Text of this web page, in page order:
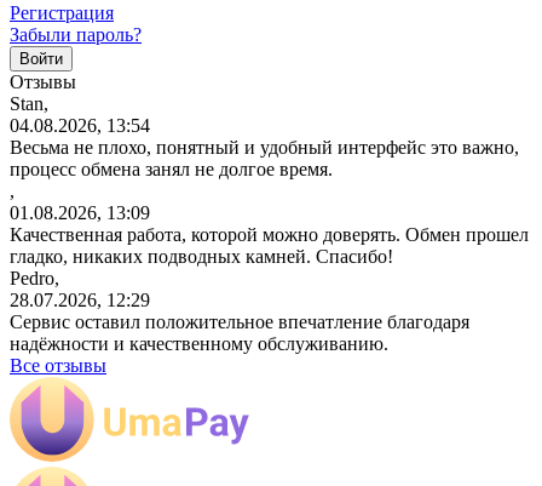
Регистрация
Забыли пароль?
Отзывы
Stan,
04.08.2026, 13:54
Весьма не плохо, понятный и удобный интерфейс это важно,
процесс обмена занял не долгое время.
,
01.08.2026, 13:09
Качественная работа, которой можно доверять. Обмен прошел
гладко, никаких подводных камней. Спасибо!
Pedro,
28.07.2026, 12:29
Сервис оставил положительное впечатление благодаря
надёжности и качественному обслуживанию.
Все отзывы